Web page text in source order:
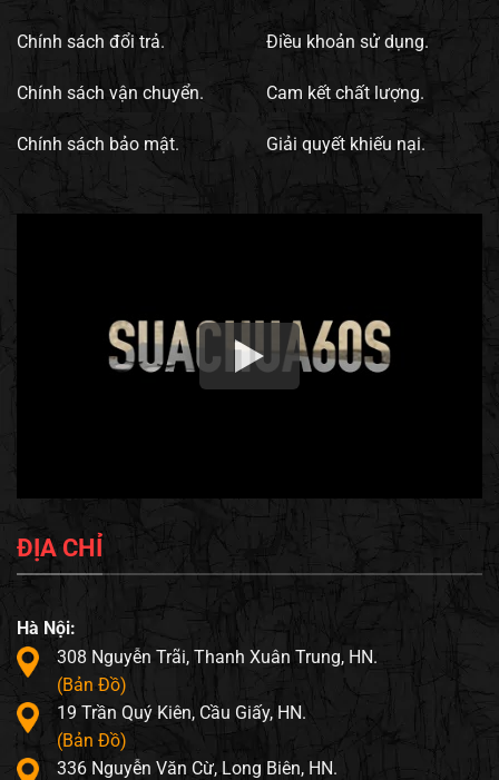
Chính sách đổi trả.
Chính sách vận chuyển.
Chính sách bảo mật.
Điều khoản sử dụng.
Cam kết chất lượng.
Giải quyết khiếu nại.
ĐỊA CHỈ
Hà Nội:
308 Nguyễn Trãi, Thanh Xuân Trung, HN.
(Bản Đồ)
19 Trần Quý Kiên, Cầu Giấy, HN.
(Bản Đồ)
336 Nguyễn Văn Cừ, Long Biên, HN.